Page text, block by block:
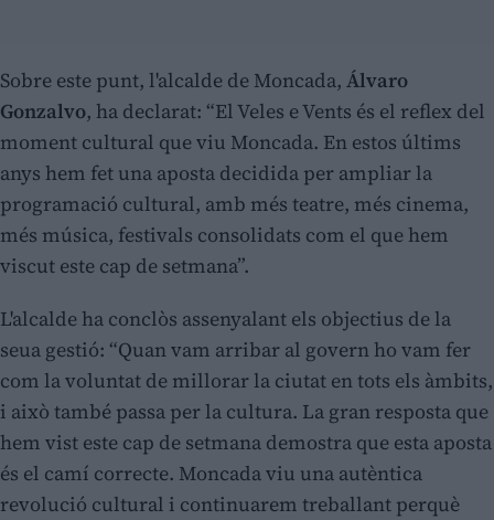
Sobre este punt, l'alcalde de Moncada, Álvaro
Gonzalvo, ha declarat: “El Veles e Vents és el reflex del
moment cultural que viu Moncada. En estos últims
anys hem fet una aposta decidida per ampliar la
programació cultural, amb més teatre, més cinema,
més música, festivals consolidats com el que hem
viscut este cap de setmana”.
L'alcalde ha conclòs assenyalant els objectius de la
seua gestió: “Quan vam arribar al govern ho vam fer
com la voluntat de millorar la ciutat en tots els àmbits,
i això també passa per la cultura. La gran resposta que
hem vist este cap de setmana demostra que esta aposta
és el camí correcte. Moncada viu una autèntica
revolució cultural i continuarem treballant perquè